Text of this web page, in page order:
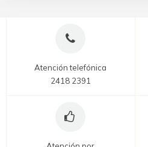
Atención telefónica
2418 2391